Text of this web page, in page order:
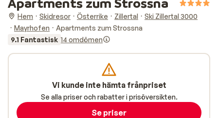
Hem Skidresor Österrike Zillertal
Ski Zillertal 3000
Mayrhofen
Apartments zum Strossna
9.1 Fantastisk 14 omdömen
Vi kunde inte hämta frånpriset
Se alla priser och rabatter i prisöversikten.
Se priser